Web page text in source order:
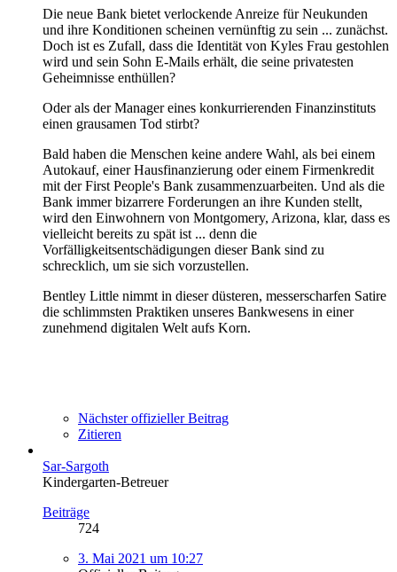
Die neue Bank bietet verlockende Anreize für Neukunden
und ihre Konditionen scheinen vernünftig zu sein ... zunächst.
Doch ist es Zufall, dass die Identität von Kyles Frau gestohlen
wird und sein Sohn E-Mails erhält, die seine privatesten
Geheimnisse enthüllen?
Oder als der Manager eines konkurrierenden Finanzinstituts
einen grausamen Tod stirbt?
Bald haben die Menschen keine andere Wahl, als bei einem
Autokauf, einer Hausfinanzierung oder einem Firmenkredit
mit der First People's Bank zusammenzuarbeiten. Und als die
Bank immer bizarrere Forderungen an ihre Kunden stellt,
wird den Einwohnern von Montgomery, Arizona, klar, dass es
vielleicht bereits zu spät ist ... denn die
Vorfälligkeitsentschädigungen dieser Bank sind zu
schrecklich, um sie sich vorzustellen.
Bentley Little nimmt in dieser düsteren, messerscharfen Satire
die schlimmsten Praktiken unseres Bankwesens in einer
zunehmend digitalen Welt aufs Korn.
Nächster offizieller Beitrag
Zitieren
Sar-Sargoth
Kindergarten-Betreuer
Beiträge
724
3. Mai 2021 um 10:27